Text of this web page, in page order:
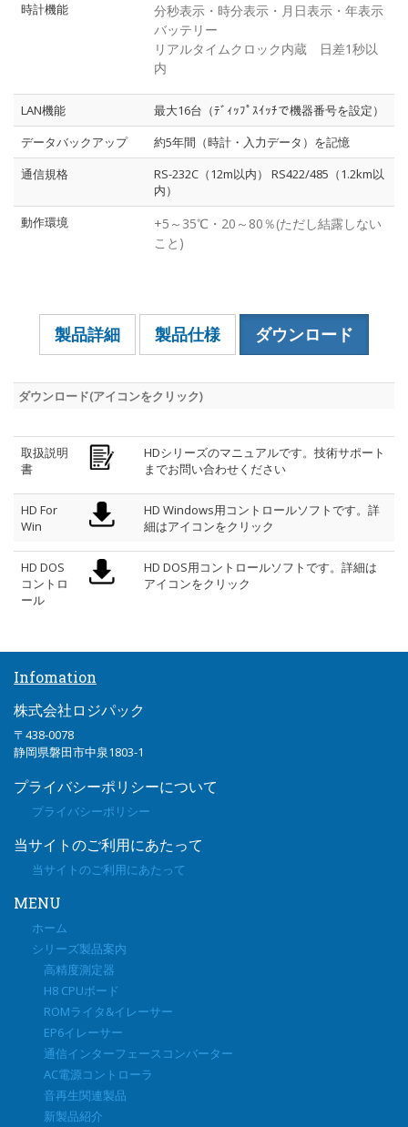
時計機能
分秒表示・時分表示・月日表示・年表示
バッテリー
リアルタイムクロック内蔵 日差1秒以
内
LAN機能
最大16台（ﾃﾞｨｯﾌﾟｽｲｯﾁで機器番号を設定）
データバックアップ
約5年間（時計・入力データ）を記憶
通信規格
RS-232C（12m以内） RS422/485（1.2km以
内）
動作環境
+5～35℃・20～80％(ただし結露しない
こと)
製品詳細 製品仕様 ダウンロード
ダウンロード(アイコンをクリック)
取扱説明
書
HDシリーズのマニュアルです。技術サポート
までお問い合わせください
HD For
Win
HD Windows用コントロールソフトです。詳
細はアイコンをクリック
HD DOS
コントロ
ール
HD DOS用コントロールソフトです。詳細は
アイコンをクリック
Infomation
株式会社ロジパック
〒438-0078
静岡県磐田市中泉1803-1
プライバシーポリシーについて
プライバシーポリシー
当サイトのご利用にあたって
当サイトのご利用にあたって
MENU
ホーム
シリーズ製品案内
高精度測定器
H8 CPUボード
ROMライタ&イレーサー
EP6イレーサー
通信インターフェースコンバーター
AC電源コントローラ
音再生関連製品
新製品紹介